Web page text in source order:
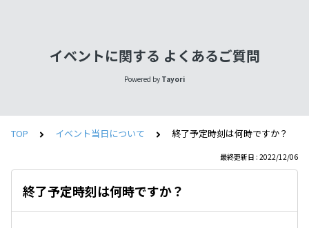
イベントに関する よくあるご質問
Powered by Tayori
TOP イベント当日について 終了予定時刻は何時ですか？
最終更新日 : 2022/12/06
終了予定時刻は何時ですか？